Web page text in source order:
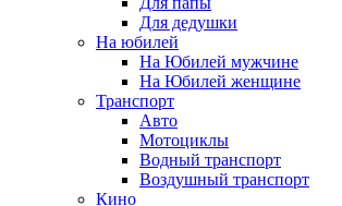
Для дедушки
На юбилей
На Юбилей мужчине
На Юбилей женщине
Транспорт
Авто
Мотоциклы
Водный транспорт
Воздушный транспорт
Кино